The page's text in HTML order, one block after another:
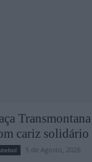
cariz solidário
5 de Agosto, 2026